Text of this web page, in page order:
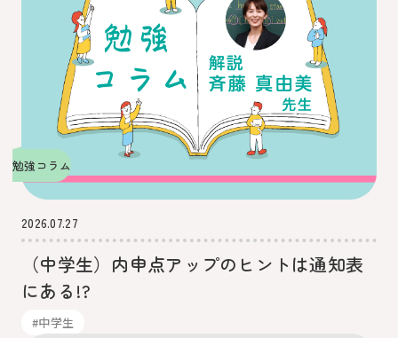
勉強コラム
2026.07.27
（中学生）内申点アップのヒントは通知表
にある!?
#中学生